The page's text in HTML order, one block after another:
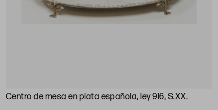
Centro de mesa en plata española, ley 9l6, S.XX.